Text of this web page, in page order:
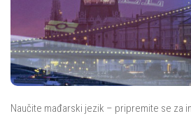
Naučite mađarski jezik – pripremite se za